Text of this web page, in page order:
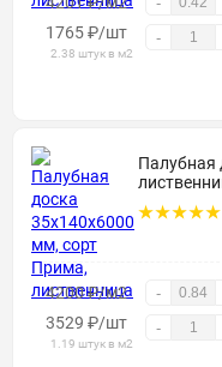
1765₽/шт
2.38 штук в м2
-
Палубная
4200 ₽/м2 -
3529 ₽/шт
1.19 штук в м2
-